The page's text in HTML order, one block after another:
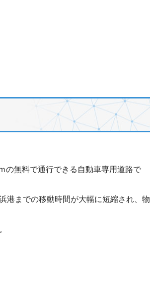
の無料で通行できる自動車専用道路で
港までの移動時間が大幅に短縮され、物